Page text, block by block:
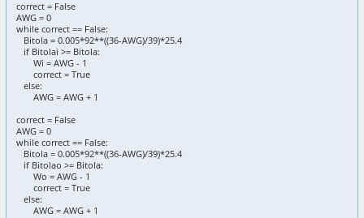
correct = False
AWG = 0
while correct == False:
Bitola = 0.005*92**((36-AWG)/39)*25.4
if Bitolai >= Bitola:
Wi = AWG - 1
correct = True
else:
AWG = AWG + 1
correct = False
AWG = 0
while correct == False:
Bitola = 0.005*92**((36-AWG)/39)*25.4
if Bitolao >= Bitola:
Wo = AWG - 1
correct = True
else:
AWG = AWG + 1